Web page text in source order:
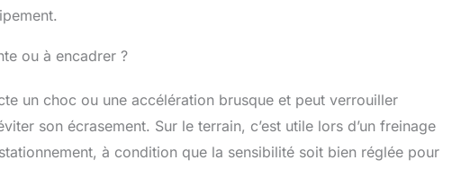
ou à encadrer ?
un choc ou une accélération brusque et peut verrouiller
son écrasement. Sur le terrain, c’est utile lors d’un freinage
à condition que la sensibilité soit bien réglée pour